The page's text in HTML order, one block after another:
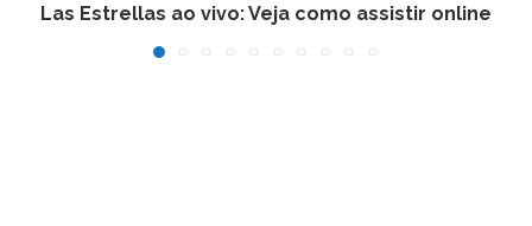
Las Estrellas ao vivo: Veja como assistir online